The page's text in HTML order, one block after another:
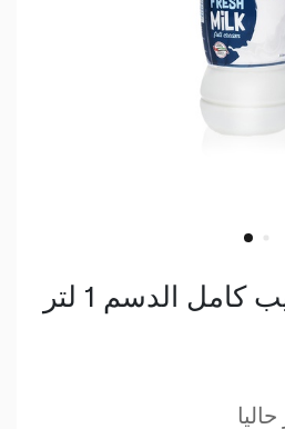
الدسم 1 لتر